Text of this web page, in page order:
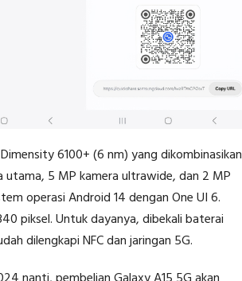
6100+ (6 nm) yang dikombinasikan
utama, 5 MP kamera ultrawide, dan 2 MP
operasi Android 14 dengan One UI 6.
piksel. Untuk dayanya, dibekali baterai
dilengkapi NFC dan jaringan 5G.